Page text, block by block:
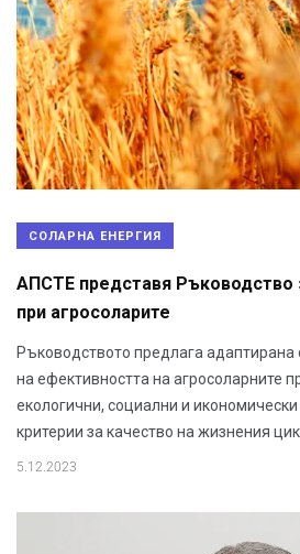
СОЛАРНА ЕНЕРГИЯ
АПСТЕ представя Ръководство
при агросоларите
Ръководството предлага адаптирана
на ефективността на агросоларните
екологични, социални и икономически
критерии за качество на жизнения
5.12.2023